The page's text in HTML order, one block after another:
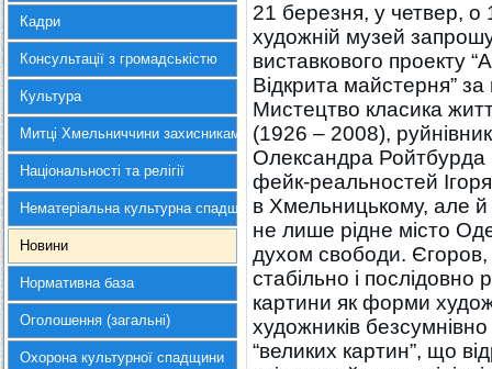
Кадри
Консультації з громадськістю
Культура
Митці Хмельниччини захисникам України
Національності та релігії
Нематеріальна культурна спадщина
Новини
Нормативна база
Оголошення (загальні)
Охорона культурної спадщини
21 березня, у четвер,
художній музей
виставкового проекту
Відкрита майстерня”
Мистецтво класика
(1926 – 2008),
Олександра Ройтбурда
фейк-реальностей
в Хмельницькому, але й
не лише рідне місто
духом свободи. Єгоров,
стабільно і
картини як форми
художників
“великих картин”, що